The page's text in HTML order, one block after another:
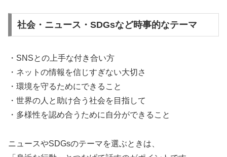
社会・ニュース・SDGsなど時事的なテーマ
・SNSとの上手な付き合い方
・ネットの情報を信じすぎない大切さ
・環境を守るためにできること
・世界の人と助け合う社会を目指して
・多様性を認め合うために自分ができること
ニュースやSDGsのテーマを選ぶときは、